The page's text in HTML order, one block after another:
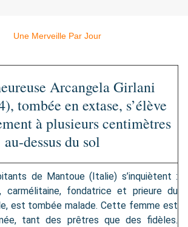
Arcangela Girlani
tombée en extase, s’élève
à plusieurs centimètres
au-dessus du sol
de Mantoue (Italie) s’inquiètent :
carmélitaine, fondatrice et prieure du
est tombée malade. Cette femme est
tant des prêtres que des fidèles.